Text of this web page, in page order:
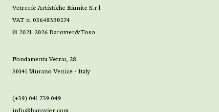
Vetrerie Artistiche Riunite S.r.l.
VAT n. 03648350274
© 2021-2026 Barovier&Toso
Fondamenta Vetrai, 28
30141 Murano Venice - Italy
(+39) 041 739 049